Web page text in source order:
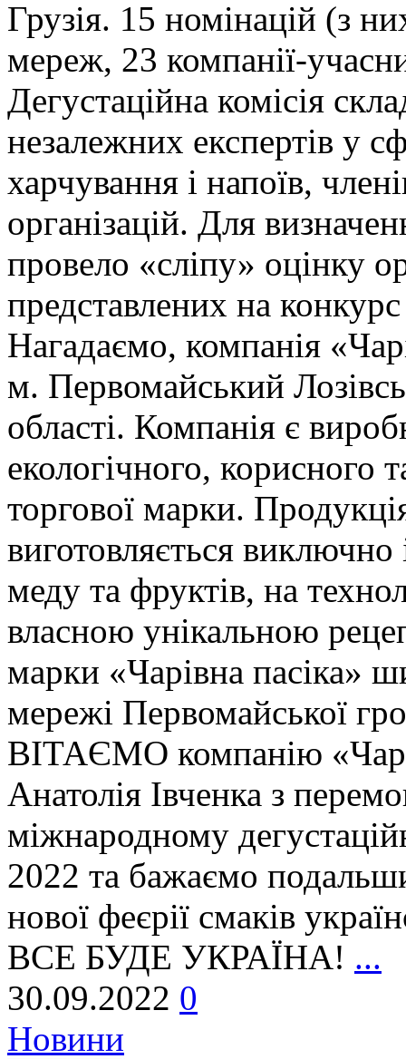
Грузія. 15 номінацій (з
мереж, 23 компанії-
Дегустаційна комісія
незалежних експертів у
харчування і напоїв,
організацій. Для
провело «сліпу» оцінку
представлених на конкурс
Нагадаємо, компанія
м. Первомайський
області. Компанія є
екологічного, корисного
торгової марки.
виготовляється виключно
меду та фруктів, на
власною унікальною
марки «Чарівна пасіка»
мережі Первомайської
ВІТАЄМО компанію
Анатолія Івченка з
міжнародному
2022 та бажаємо
нової феєрії смаків
ВСЕ БУДЕ УКРАЇНА! ...
30.09.2022 0
Новини